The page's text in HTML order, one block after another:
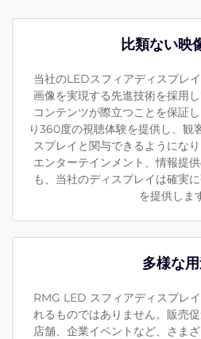
比類ない映
当社のLEDスフィアディスプレ
画像を実現する先進技術を採用
コンテンツが際立つことを保証
り360度の視聴体験を提供し、観
スプレイと関与できるようにな
エンターテインメント、情報提
も、当社のディスプレイは確実
を提供しま
多様な
RMG LED スフィアディスプレ
れるものではありません。販売
店舗、企業イベントなど、さま